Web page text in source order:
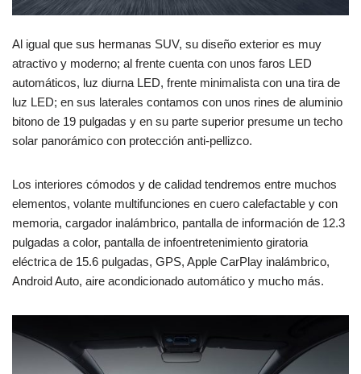
Al igual que sus hermanas SUV, su diseño exterior es muy
atractivo y moderno; al frente cuenta con unos faros LED
automáticos, luz diurna LED, frente minimalista con una tira de
luz LED; en sus laterales contamos con unos rines de aluminio
bitono de 19 pulgadas y en su parte superior presume un techo
solar panorámico con protección anti-pellizco.
Los interiores cómodos y de calidad tendremos entre muchos
elementos, volante multifunciones en cuero calefactable y con
memoria, cargador inalámbrico, pantalla de información de 12.3
pulgadas a color, pantalla de infoentretenimiento giratoria
eléctrica de 15.6 pulgadas, GPS, Apple CarPlay inalámbrico,
Android Auto, aire acondicionado automático y mucho más.